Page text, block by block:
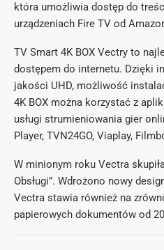
która umożliwia dostęp do
urządzeniach Fire TV od
TV Smart 4K BOX Vectry to
dostępem do internetu. Dzięki
jakości UHD, możliwość
4K BOX można korzystać z
usługi strumieniowania gier
Player, TVN24GO, Viaplay,
W minionym roku Vectra
Obsługi”. Wdrożono nowy
Vectra stawia również na
papierowych dokumentów od